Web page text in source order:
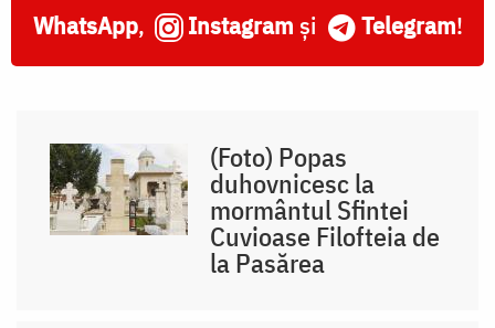
WhatsApp, Instagram și Telegram!
(Foto) Popas
duhovnicesc la
mormântul Sfintei
Cuvioase Filofteia de
la Pasărea